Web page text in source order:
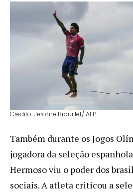
Crédito: Jerome Brouillet/ AFP
Também durante os Jogos
jogadora da seleção
Hermoso viu o poder dos
sociais. A atleta criticou a